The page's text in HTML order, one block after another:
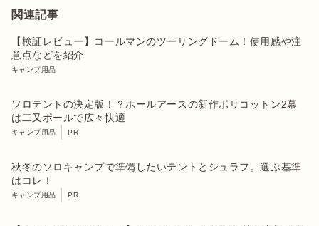
関連記事
【検証レビュー】コールマンのツーリングドーム！使用感や注
意点などを紹介
キャンプ用品
ソロテントの決定版！？ホールアースの新作ポリコットン2幕
は二又ポールで広々快適
キャンプ用品 PR
秋冬のソロキャンプで準備したいテントとシュラフ。選ぶ基準
はコレ！
キャンプ用品 PR